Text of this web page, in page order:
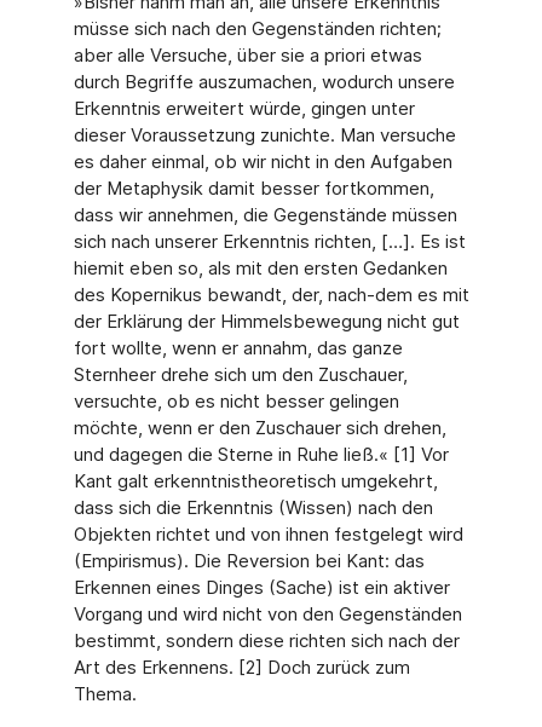
müsse sich nach den Gegenständen richten;
aber alle Versuche, über sie a priori etwas
durch Begriffe auszumachen, wodurch unsere
Erkenntnis erweitert würde, gingen unter
dieser Voraussetzung zunichte. Man versuche
es daher einmal, ob wir nicht in den Aufgaben
der Metaphysik damit besser fortkommen,
dass wir annehmen, die Gegenstände müssen
sich nach unserer Erkenntnis richten, […]. Es ist
hiemit eben so, als mit den ersten Gedanken
des Kopernikus bewandt, der, nach-dem es mit
der Erklärung der Himmelsbewegung nicht gut
fort wollte, wenn er annahm, das ganze
Sternheer drehe sich um den Zuschauer,
versuchte, ob es nicht besser gelingen
möchte, wenn er den Zuschauer sich drehen,
und dagegen die Sterne in Ruhe ließ.« [1] Vor
Kant galt erkenntnistheoretisch umgekehrt,
dass sich die Erkenntnis (Wissen) nach den
Objekten richtet und von ihnen festgelegt wird
(Empirismus). Die Reversion bei Kant: das
Erkennen eines Dinges (Sache) ist ein aktiver
Vorgang und wird nicht von den Gegenständen
bestimmt, sondern diese richten sich nach der
Art des Erkennens. [2] Doch zurück zum
Thema.